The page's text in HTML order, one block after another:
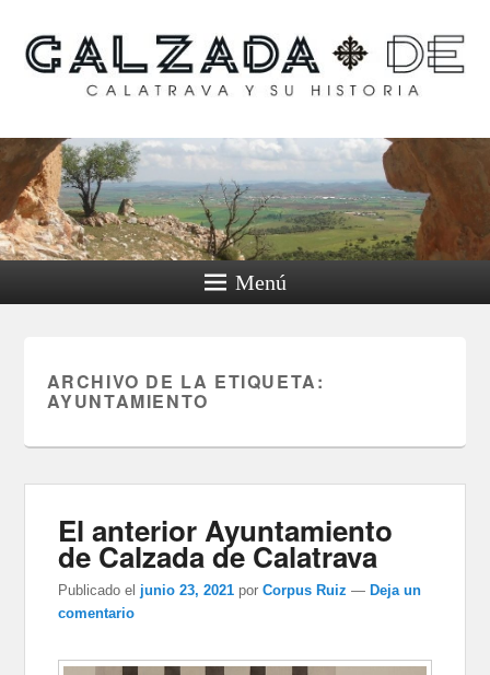
Calzada de Calatrava y
su historia
Menú
ARCHIVO DE LA ETIQUETA:
AYUNTAMIENTO
El anterior Ayuntamiento
de Calzada de Calatrava
Publicado el junio 23, 2021 porCorpus Ruiz — Deja un
comentario